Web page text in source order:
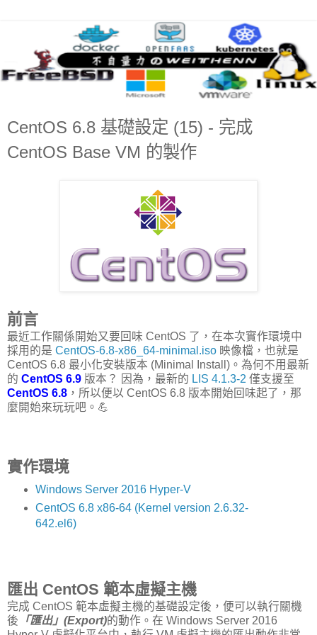
CentOS 6.8 基礎設定 (15) - 完成
CentOS Base VM 的製作
前言
最近工作關係開始又要回味 CentOS 了，在本次實作環境中
採用的是 CentOS-6.8-x86_64-minimal.iso 映像檔，也就是
CentOS 6.8 最小化安裝版本 (Minimal Install)。為何不用最新
的 CentOS 6.9 版本？ 因為，最新的 LIS 4.1.3-2 僅支援至
CentOS 6.8 ，所以便以 CentOS 6.8 版本開始回味起了，那
麼開始來玩玩吧。💪
實作環境
Windows Server 2016 Hyper-V
CentOS 6.8 x86-64 (Kernel version 2.6.32-
642.el6)
匯出 CentOS 範本虛擬主機
完成 CentOS 範本虛擬主機的基礎設定後，便可以執行關機
後 「匯出」(Export)的動作。在 Windows Server 2016